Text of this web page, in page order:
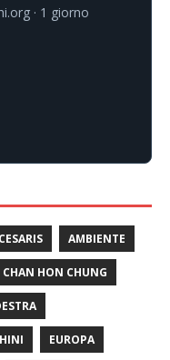
1 giorno
AMBIENTE
CHAN HON CHUNG
EUROPA